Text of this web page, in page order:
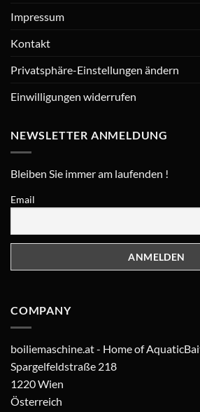
Impressum
Kontakt
Privatsphäre-Einstellungen ändern
Einwilligungen widerrufen
NEWSLETTER ANMELDUNG
Bleiben Sie immer am laufenden !
Email
COMPANY
boiliemaschine.at - Home of
Spargelfeldstraße 218
1220 Wien
Österreich